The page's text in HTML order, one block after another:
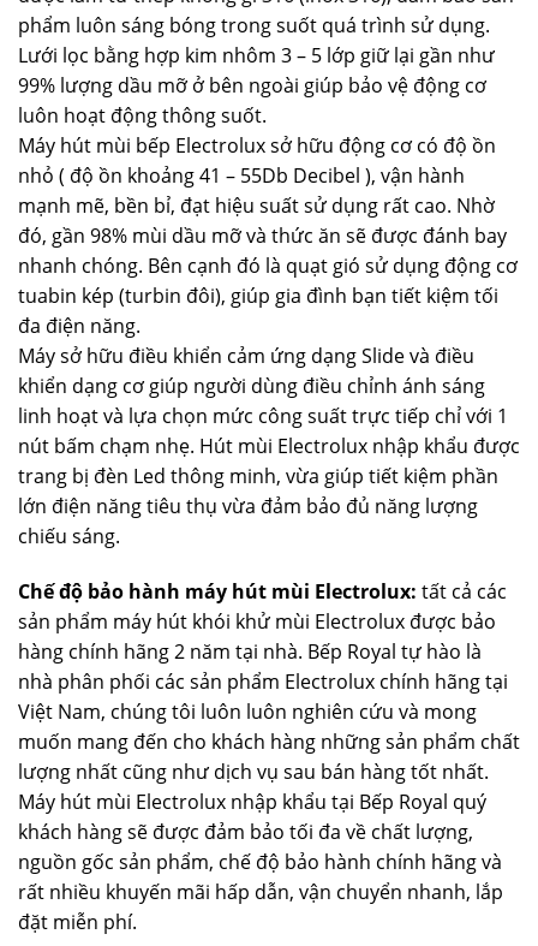
phẩm luôn sáng bóng trong suốt quá trình sử dụng.
Lưới lọc bằng hợp kim nhôm 3 – 5 lớp giữ lại gần như
99% lượng dầu mỡ ở bên ngoài giúp bảo vệ động cơ
luôn hoạt động thông suốt.
Máy hút mùi bếp Electrolux sở hữu động cơ có độ ồn
nhỏ ( độ ồn khoảng 41 – 55Db Decibel ), vận hành
mạnh mẽ, bền bỉ, đạt hiệu suất sử dụng rất cao. Nhờ
đó, gần 98% mùi dầu mỡ và thức ăn sẽ được đánh bay
nhanh chóng. Bên cạnh đó là quạt gió sử dụng động cơ
tuabin kép (turbin đôi), giúp gia đình bạn tiết kiệm tối
đa điện năng.
Máy sở hữu điều khiển cảm ứng dạng Slide và điều
khiển dạng cơ giúp người dùng điều chỉnh ánh sáng
linh hoạt và lựa chọn mức công suất trực tiếp chỉ với 1
nút bấm chạm nhẹ. Hút mùi Electrolux nhập khẩu được
trang bị đèn Led thông minh, vừa giúp tiết kiệm phần
lớn điện năng tiêu thụ vừa đảm bảo đủ năng lượng
chiếu sáng.
Chế độ bảo hành máy hút mùi Electrolux: tất cả các
sản phẩm máy hút khói khử mùi Electrolux được bảo
hàng chính hãng 2 năm tại nhà. Bếp Royal tự hào là
nhà phân phối các sản phẩm Electrolux chính hãng tại
Việt Nam, chúng tôi luôn luôn nghiên cứu và mong
muốn mang đến cho khách hàng những sản phẩm chất
lượng nhất cũng như dịch vụ sau bán hàng tốt nhất.
Máy hút mùi Electrolux nhập khẩu tại Bếp Royal quý
khách hàng sẽ được đảm bảo tối đa về chất lượng,
nguồn gốc sản phẩm, chế độ bảo hành chính hãng và
rất nhiều khuyến mãi hấp dẫn, vận chuyển nhanh, lắp
đặt miễn phí.